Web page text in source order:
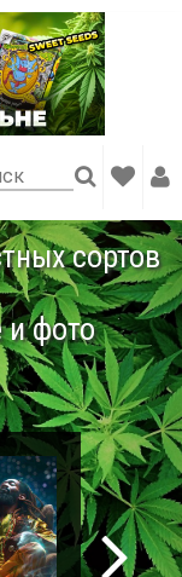
сортов
и фото